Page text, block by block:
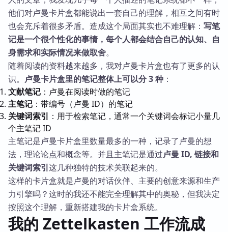
他们对卢曼卡片盒都能说出一套自己的理解，相互之间有时
也会充斥着很多矛盾。造成这个局面其实也不难理解： 写笔
记是一个很个性化的事情，每个人都会结合自己的认知、自
身需求和实际情况来做取舍。
随着阅读的资料越来越多，我对卢曼卡片盒也有了更多的认
识。 卢曼卡片盒里的笔记整体上可以分 3 种 ：
文献笔记 ：卢曼在阅读时做的笔记
主笔记 ：带编号（卢曼 ID）的笔记
关键词索引 ：用于检索笔记，通常一个关键词会标记小量几
个主笔记 ID
主笔记是卢曼卡片盒里数量最多的一种，记录了卢曼的想
法，理论论点和概念等。并且主笔记是通过卢曼 ID, 链接和
关键词索引这几种独特的技术关联起来的。
这样的卡片盒就是卢曼的对话伙伴、主要的创意来源和生产
力引擎吗？这时的我还不能完全理解其中的奥秘，但我决定
按照这个理解，重新搭建我的卡片盒系统。
我的 Zettelkasten 工作流成